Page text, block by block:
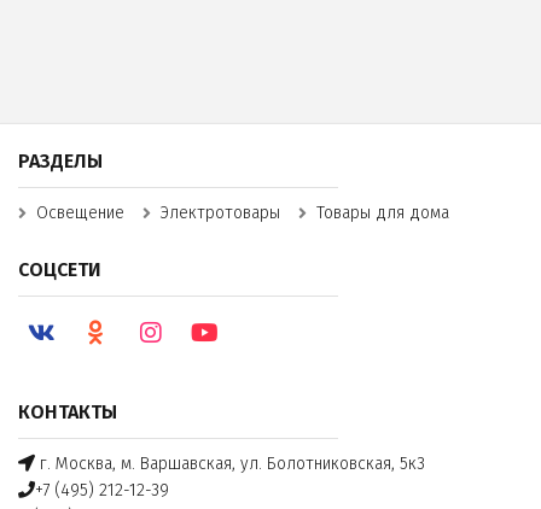
КОНТАКТЫ
г. Москва, м. Варшавская, ул. Болотниковская, 5к3
+7 (495) 212-12-39
РАЗДЕЛЫ
Освещение Электротовары Товары для дома
СОЦСЕТИ